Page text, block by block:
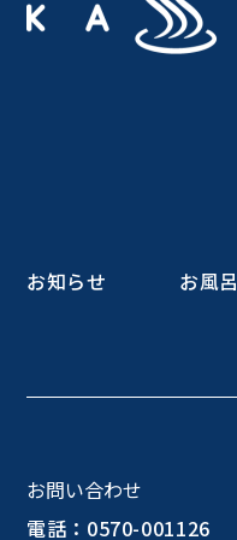
お知らせ お風呂
お問い合わせ
電話：0570-001126